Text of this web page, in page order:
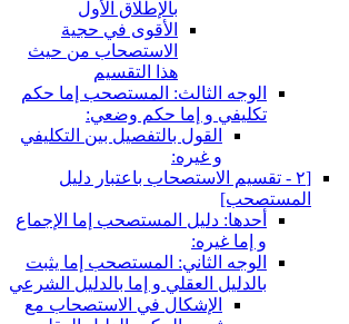
بالإطلاق الأول
الأقوى في حجية
الاستصحاب من حيث
هذا التقسيم
الوجه الثالث: المستصحب إما حكم
تكليفي و إما حكم وضعي:
القول بالتفصيل بين التكليفي
و غيره:
[٢ - تقسيم الاستصحاب باعتبار دليل
المستصحب‏]
أحدها: دليل المستصحب إما الإجماع
و إما غيره:
الوجه الثاني: المستصحب إما يثبت
بالدليل العقلي و إما بالدليل الشرعي
الإشكال في الاستصحاب مع